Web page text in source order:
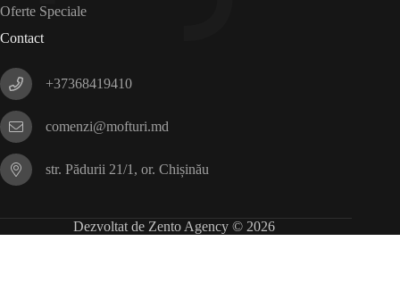
Oferte Speciale
Contact
+37368419410
comenzi@mofturi.md
str. Pădurii 21/1, or. Chișinău
Dezvoltat de Zento Agency © 2026